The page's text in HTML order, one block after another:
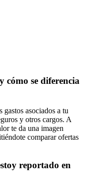
cómo se diferencia
gastos asociados a tu
y otros cargos. A
te da una imagen
comparar ofertas
reportado en